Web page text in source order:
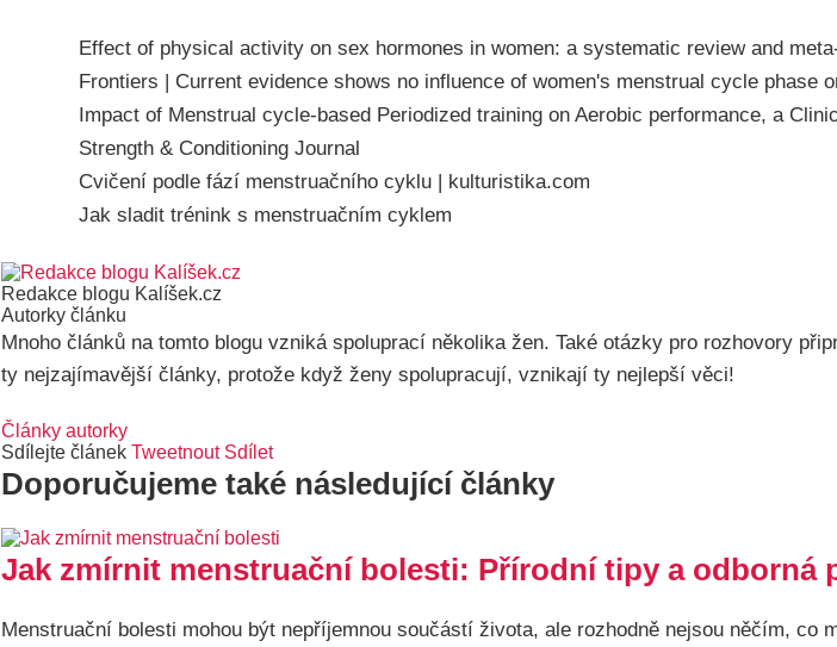
Effect of physical activity on sex hormones in women: a systematic review and
Frontiers | Current evidence shows no influence of women's menstrual cycle
Impact of Menstrual cycle-based Periodized training on Aerobic performance, a
Strength & Conditioning Journal
Cvičení podle fází menstruačního cyklu | kulturistika.com
Jak sladit trénink s menstruačním cyklem
Redakce blogu Kalíšek.cz
Autorky článku
Mnoho článků na tomto blogu vzniká spoluprací několika žen. Také otázky pro rozhovory
ty nejzajímavější články, protože když ženy spolupracují, vznikají ty nejlepší věci!
Články autorky
Sdílejte článek Tweetnout Sdílet
Doporučujeme také následující články
Jak zmírnit menstruační bolesti: Přírodní tipy a odborná
Menstruační bolesti mohou být nepříjemnou součástí života, ale rozhodně nejsou něčím,